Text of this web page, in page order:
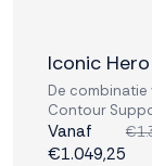
Iconic
De combinatie
Contour
liggevoel.
matras zoekt.
Vanaf
€1.049,25